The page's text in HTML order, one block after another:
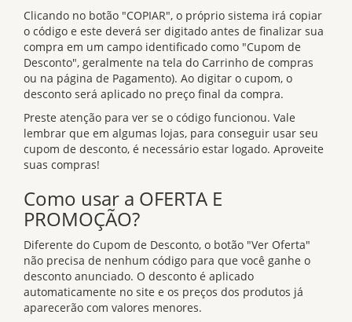
Clicando no botão "COPIAR", o próprio sistema irá copiar
o código e este deverá ser digitado antes de finalizar sua
compra em um campo identificado como "Cupom de
Desconto", geralmente na tela do Carrinho de compras
ou na página de Pagamento). Ao digitar o cupom, o
desconto será aplicado no preço final da compra.
Preste atenção para ver se o código funcionou. Vale
lembrar que em algumas lojas, para conseguir usar seu
cupom de desconto, é necessário estar logado. Aproveite
suas compras!
Como usar a OFERTA E
PROMOÇÃO?
Diferente do Cupom de Desconto, o botão "Ver Oferta"
não precisa de nenhum código para que você ganhe o
desconto anunciado. O desconto é aplicado
automaticamente no site e os preços dos produtos já
aparecerão com valores menores.